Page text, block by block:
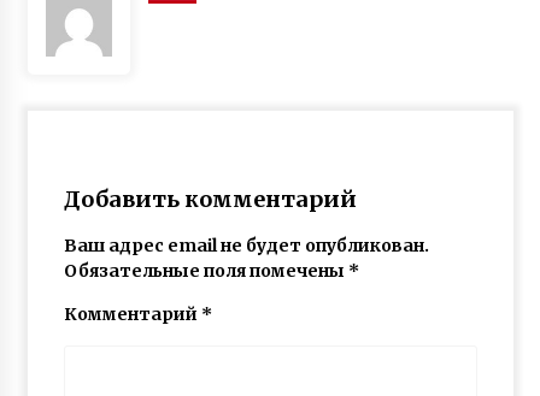
Добавить комментарий
Ваш адрес email не будет опубликован.
Обязательные поля помечены *
Комментарий *